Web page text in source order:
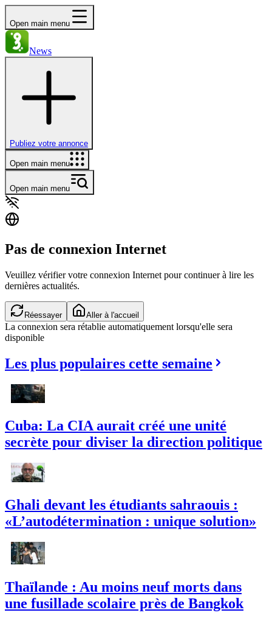
Open main menu
News
Publiez votre annonce
Open main menu
Open main menu
Pas de connexion Internet
Veuillez vérifier votre connexion Internet pour continuer à lire les
dernières actualités.
Réessayer Aller à l'accueil
La connexion sera rétablie automatiquement lorsqu'elle sera
disponible
Les plus populaires cette semaine
Cuba: La CIA aurait créé une unité
secrète pour diviser la direction politique
Ghali devant les étudiants sahraouis :
«L’autodétermination : unique solution»
Thaïlande : Au moins neuf morts dans
une fusillade scolaire près de Bangkok